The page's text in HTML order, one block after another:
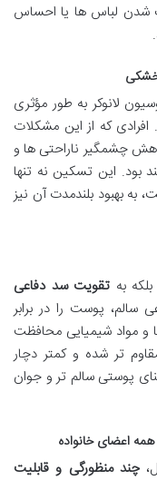
شدن لباس ها یا احساس
خشکی
لانوکر به طور مؤثری
که از این مشکلات
چشمگیر ناراحتی ها و
بود. این تسکین نه تنها
بهبود بلندمدت آن نیز
به تقویت سد دفاعی
سالم، پوست را در برابر
و مواد شیمیایی محافظت
تر شده و کمتر دچار
پوستی سالم تر و جوان
همه اعضای خانواده
چند منظورگی و قابلیت